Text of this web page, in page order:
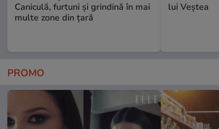
Caniculă, furtuni și grindină în mai
multe zone din țară
lui Veștea
PROMO